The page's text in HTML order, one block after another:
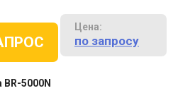
Цена:
по запросу
5000N